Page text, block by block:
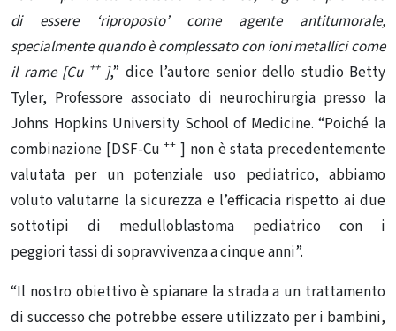
di essere ‘riproposto’ come agente antitumorale,
specialmente quando è complessato con ioni metallici come
il rame [Cu ++],” dice l’autore senior dello studio Betty
Tyler, Professore associato di neurochirurgia presso la
Johns Hopkins University School of Medicine. “Poiché la
combinazione [DSF-Cu++ ] non è stata precedentemente
valutata per un potenziale uso pediatrico, abbiamo
voluto valutarne la sicurezza e l’efficacia rispetto ai due
sottotipi di medulloblastoma pediatrico con i
peggiori tassi di sopravvivenza a cinque anni”.
“Il nostro obiettivo è spianare la strada a un trattamento
di successo che potrebbe essere utilizzato per i bambini,